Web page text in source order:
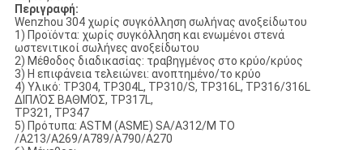
Περιγραφή:
Wenzhou 304 χωρίς συγκόλληση σωλήνας ανοξείδωτου
1) Προϊόντα: χωρίς συγκόλληση και ενωμένοι στενά
ωστενιτικοί σωλήνες ανοξείδωτου
2) Μέθοδος διαδικασίας: τραβηγμένος στο κρύο/κρύος
3) Η επιφάνεια τελειώνει: ανοπτημένο/το κρύο
4) Υλικό: TP304, TP304L, TP310/S, TP316L, TP316/316L
ΔΙΠΛΌΣ ΒΑΘΜΌΣ, TP317L,
TP321, TP347
5) Πρότυπα: ASTM (ASME) SA/A312/Μ ΤΟ
/A213/A269/A789/A790/A270